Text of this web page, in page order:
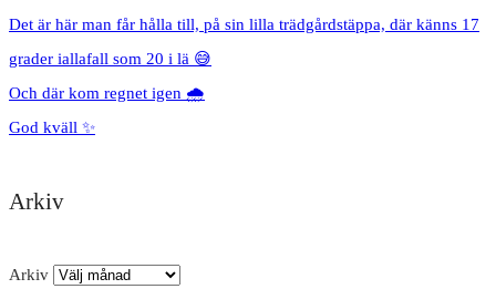
Det är här man får hålla till, på sin lilla trädgårdstäppa, där känns 17
grader iallafall som 20 i lä 😅
Och där kom regnet igen 🌧️
God kväll ✨
Arkiv
Arkiv